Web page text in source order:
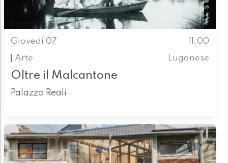
Giovedì 07
11.00
Arte
Luganese
Oltre il Malcantone
Palazzo Reali